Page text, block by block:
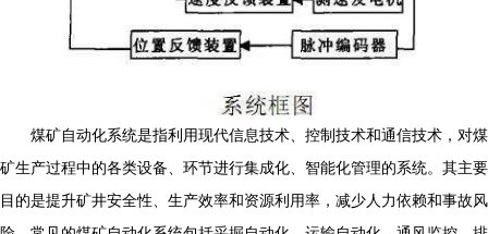
煤矿自动化系统是指利用现代信息技术、控制技术和通信技术，对煤
矿生产过程中的各类设备、环节进行集成化、智能化管理的系统。其主要
目的是提升矿井安全性、生产效率和资源利用率，减少人力依赖和事故风